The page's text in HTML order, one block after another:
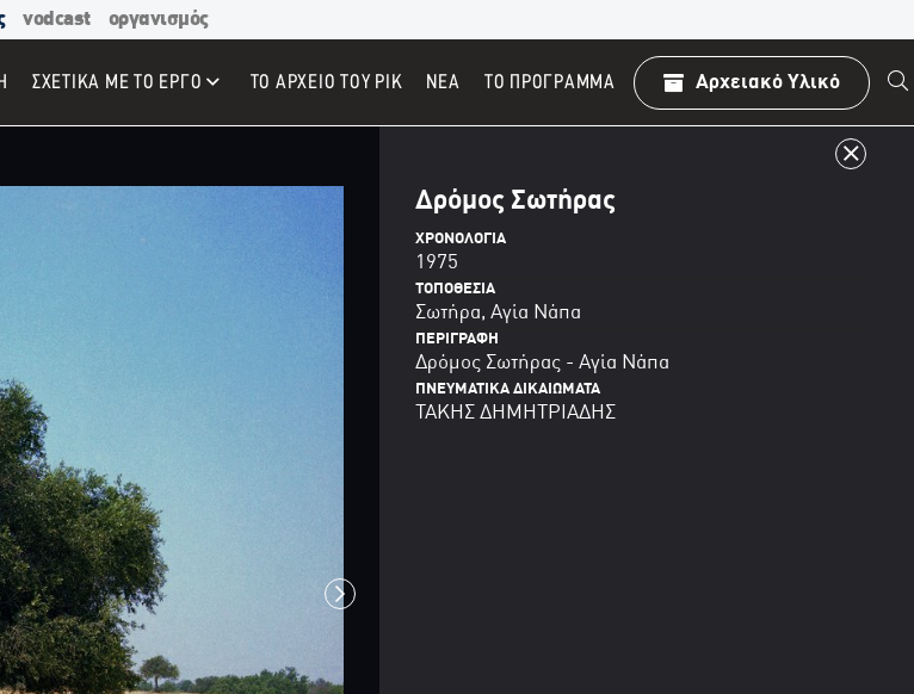
vodcast οργανισμός
ΣΧΕΤΙΚΑ ΜΕ ΤΟ ΕΡΓΟ ΤΟ ΑΡΧΕΙΟ ΤΟΥ ΡΙΚ ΝΕΑ TO ΠΡΌΓΡΑΜΜΑ Αρχειακό Υλικό
Δρόμος Σωτήρας
ΧΡΟΝΟΛΟΓΊΑ
1975
ΤΟΠΟΘΕΣΊΑ
Σωτήρα, Αγία Νάπα
ΠΕΡΙΓΡΑΦΉ
Δρόμος Σωτήρας - Αγία Νάπα
ΠΝΕΥΜΑΤΙΚΆ ΔΙΚΑΙΏΜΑΤΑ
ΤΑΚΗΣ ΔΗΜΗΤΡΙΑΔΗΣ